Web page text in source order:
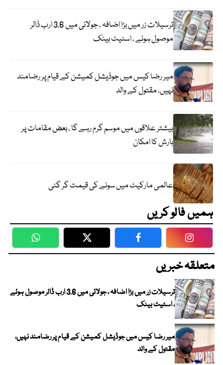
ترسیلات زر میں بڑا اضافہ ، جولائی میں 3.6 ارب ڈالر
موصول ہوئے ، اسٹیٹ بینک
میر رضا کیس میں جوڈیشل کمیشن کے قیام پر رضامند
نہیں، مقتول کے والد
بیشتر علاقوں میں موسم گرم رہے گا ، بعض مقامات پر
بارش کا امکان
عالمی مارکیٹ میں سونے کی قیمت گر گئی
ہمیں فالو کریں
WhatsApp Twitter Facebook
متعلقہ خبریں
ترسیلات زر میں بڑا اضافہ ، جولائی میں 3.6 ارب ڈالر موصول ہوئے
، اسٹیٹ بینک
میر رضا کیس میں جوڈیشل کمیشن کے قیام پر رضامند نہیں،
مقتول کے والد